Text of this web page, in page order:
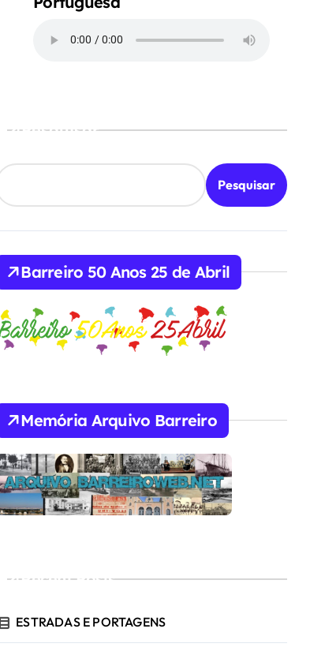
Pesquisar
Pesquisar
Barreiro 50 Anos 25 de Abril
Memória Arquivo Barreiro
Recent Posts
ESTRADAS E PORTAGENS